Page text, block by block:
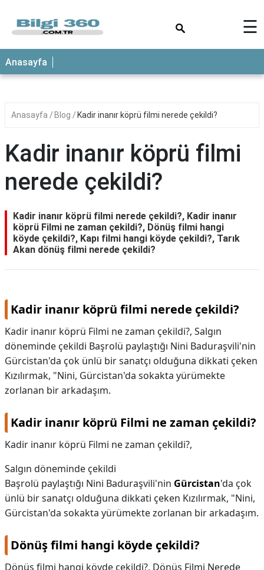
ANASAYFA
☰
Anasayfa
Anasayfa Blog Kadir inanır köprü filmi nerede çekildi?
Kadir inanır köprü filmi
nerede çekildi?
Kadir inanır köprü filmi nerede çekildi?, Kadir inanır
köprü Filmi ne zaman çekildi?, Dönüş filmi hangi
köyde çekildi?, Kapı filmi hangi köyde çekildi?, Tarık
Akan dönüş filmi nerede çekildi?
Kadir inanır köprü filmi nerede çekildi?
Kadir inanır köprü Filmi ne zaman çekildi?, Salgın
döneminde çekildi Başrolü paylaştığı Nini Baduraşvili'nin
Gürcistan'da çok ünlü bir sanatçı olduğuna dikkati çeken
Kızılırmak, "Nini, Gürcistan'da sokakta yürümekte
zorlanan bir arkadaşım.
Kadir inanır köprü Filmi ne zaman çekildi?
Kadir inanır köprü Filmi ne zaman çekildi?,
Salgın döneminde çekildi
Başrolü paylaştığı Nini Baduraşvili'nin Gürcistan'da çok
ünlü bir sanatçı olduğuna dikkati çeken Kızılırmak, "Nini,
Gürcistan'da sokakta yürümekte zorlanan bir arkadaşım.
Dönüş filmi hangi köyde çekildi?
Dönüş filmi hangi köyde çekildi?, Dönüş Filmi Nerede